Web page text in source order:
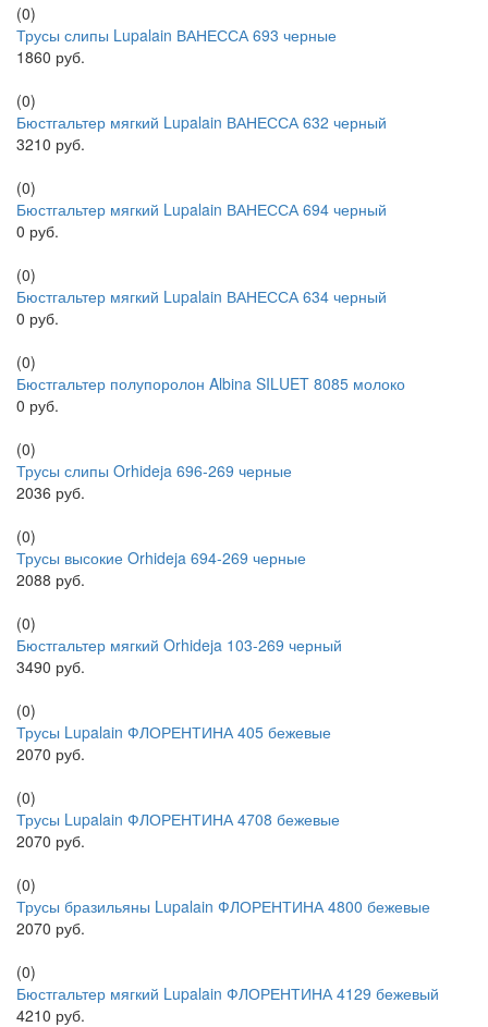
(0)
Трусы слипы Lupalain ВАНЕССА 693 черные
1860 руб.
(0)
Бюстгальтер мягкий Lupalain ВАНЕССА 632 черный
3210 руб.
(0)
Бюстгальтер мягкий Lupalain ВАНЕССА 694 черный
0 руб.
(0)
Бюстгальтер мягкий Lupalain ВАНЕССА 634 черный
0 руб.
(0)
Бюстгальтер полупоролон Albina SILUET 8085 молоко
0 руб.
(0)
Трусы слипы Orhideja 696-269 черные
2036 руб.
(0)
Трусы высокие Orhideja 694-269 черные
2088 руб.
(0)
Бюстгальтер мягкий Orhideja 103-269 черный
3490 руб.
(0)
Трусы Lupalain ФЛОРЕНТИНА 405 бежевые
2070 руб.
(0)
Трусы Lupalain ФЛОРЕНТИНА 4708 бежевые
2070 руб.
(0)
Трусы бразильяны Lupalain ФЛОРЕНТИНА 4800 бежевые
2070 руб.
(0)
Бюстгальтер мягкий Lupalain ФЛОРЕНТИНА 4129 бежевый
4210 руб.